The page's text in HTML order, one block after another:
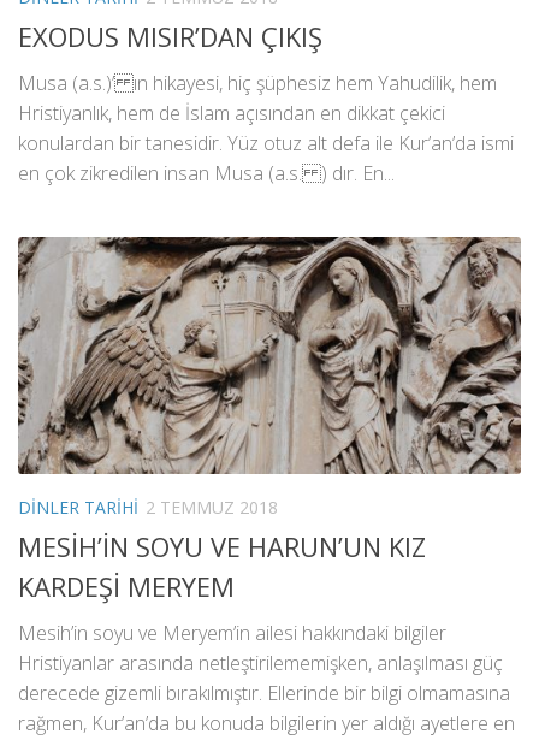
EXODUS MISIR’DAN ÇIKIŞ
Musa (a.s.)’ ın hikayesi, hiç şüphesiz hem Yahudilik, hem
Hristiyanlık, hem de İslam açısından en dikkat çekici
konulardan bir tanesidir. Yüz otuz alt defa ile Kur’an’da ismi
en çok zikredilen insan Musa (a.s. ) dır. En...
DINLER TARIHI 2 TEMMUZ 2018
MESİH’İN SOYU VE HARUN’UN KIZ
KARDEŞİ MERYEM
Mesih’in soyu ve Meryem’in ailesi hakkındaki bilgiler
Hristiyanlar arasında netleştirilememişken, anlaşılması güç
derecede gizemli bırakılmıştır. Ellerinde bir bilgi olmamasına
rağmen, Kur’an’da bu konuda bilgilerin yer aldığı ayetlere en